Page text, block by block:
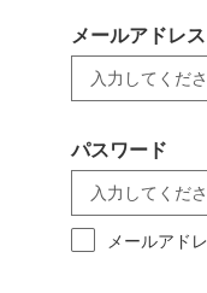
メールアドレス
パスワード
メールアド